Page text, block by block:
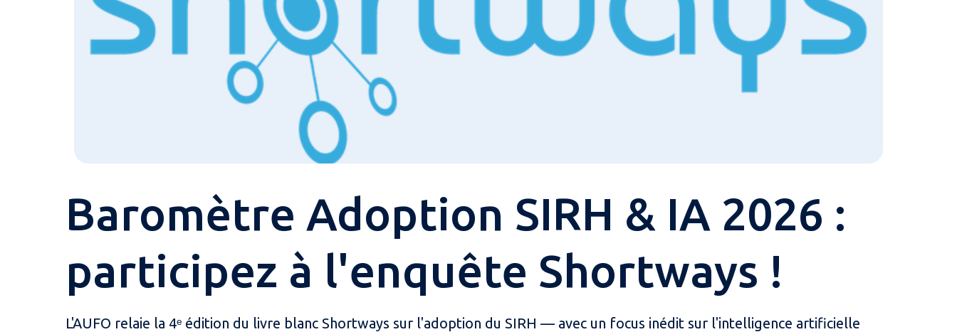
Baromètre Adoption SIRH & IA 2026 :
participez à l'enquête Shortways !
L'AUFO relaie la 4ᵉ édition du livre blanc Shortways sur l'adoption du SIRH — avec un focus inédit sur l'intelligence artificielle